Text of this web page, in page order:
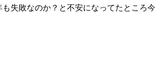
失敗なのか？と不安になってたところ